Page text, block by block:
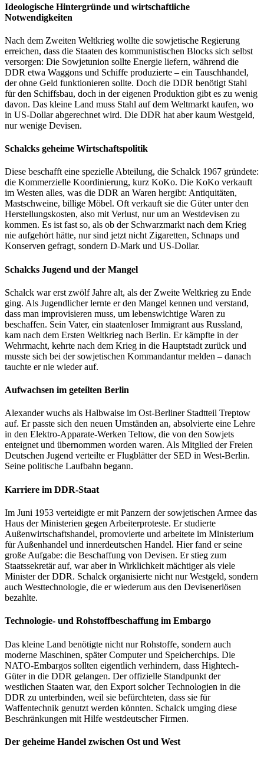
Ideologische Hintergründe und wirtschaftliche
Notwendigkeiten
Nach dem Zweiten Weltkrieg wollte die sowjetische Regierung
erreichen, dass die Staaten des kommunistischen Blocks sich selbst
versorgen: Die Sowjetunion sollte Energie liefern, während die
DDR etwa Waggons und Schiffe produzierte – ein Tauschhandel,
der ohne Geld funktionieren sollte. Doch die DDR benötigt Stahl
für den Schiffsbau, doch in der eigenen Produktion gibt es zu wenig
davon. Das kleine Land muss Stahl auf dem Weltmarkt kaufen, wo
in US-Dollar abgerechnet wird. Die DDR hat aber kaum Westgeld,
nur wenige Devisen.
Schalcks geheime Wirtschaftspolitik
Diese beschafft eine spezielle Abteilung, die Schalck 1967 gründete:
die Kommerzielle Koordinierung, kurz KoKo. Die KoKo verkauft
im Westen alles, was die DDR an Waren hergibt: Antiquitäten,
Mastschweine, billige Möbel. Oft verkauft sie die Güter unter den
Herstellungskosten, also mit Verlust, nur um an Westdevisen zu
kommen. Es ist fast so, als ob der Schwarzmarkt nach dem Krieg
nie aufgehört hätte, nur sind jetzt nicht Zigaretten, Schnaps und
Konserven gefragt, sondern D-Mark und US-Dollar.
Schalcks Jugend und der Mangel
Schalck war erst zwölf Jahre alt, als der Zweite Weltkrieg zu Ende
ging. Als Jugendlicher lernte er den Mangel kennen und verstand,
dass man improvisieren muss, um lebenswichtige Waren zu
beschaffen. Sein Vater, ein staatenloser Immigrant aus Russland,
kam nach dem Ersten Weltkrieg nach Berlin. Er kämpfte in der
Wehrmacht, kehrte nach dem Krieg in die Hauptstadt zurück und
musste sich bei der sowjetischen Kommandantur melden – danach
tauchte er nie wieder auf.
Aufwachsen im geteilten Berlin
Alexander wuchs als Halbwaise im Ost-Berliner Stadtteil Treptow
auf. Er passte sich den neuen Umständen an, absolvierte eine Lehre
in den Elektro-Apparate-Werken Teltow, die von den Sowjets
enteignet und übernommen worden waren. Als Mitglied der Freien
Deutschen Jugend verteilte er Flugblätter der SED in West-Berlin.
Seine politische Laufbahn begann.
Karriere im DDR-Staat
Im Juni 1953 verteidigte er mit Panzern der sowjetischen Armee das
Haus der Ministerien gegen Arbeiterproteste. Er studierte
Außenwirtschaftshandel, promovierte und arbeitete im Ministerium
für Außenhandel und innerdeutschen Handel. Hier fand er seine
große Aufgabe: die Beschaffung von Devisen. Er stieg zum
Staatssekretär auf, war aber in Wirklichkeit mächtiger als viele
Minister der DDR. Schalck organisierte nicht nur Westgeld, sondern
auch Westtechnologie, die er wiederum aus den Devisenerlösen
bezahlte.
Technologie- und Rohstoffbeschaffung im Embargo
Das kleine Land benötigte nicht nur Rohstoffe, sondern auch
moderne Maschinen, später Computer und Speicherchips. Die
NATO-Embargos sollten eigentlich verhindern, dass Hightech-
Güter in die DDR gelangen. Der offizielle Standpunkt der
westlichen Staaten war, den Export solcher Technologien in die
DDR zu unterbinden, weil sie befürchteten, dass sie für
Waffentechnik genutzt werden könnten. Schalck umging diese
Beschränkungen mit Hilfe westdeutscher Firmen.
Der geheime Handel zwischen Ost und West